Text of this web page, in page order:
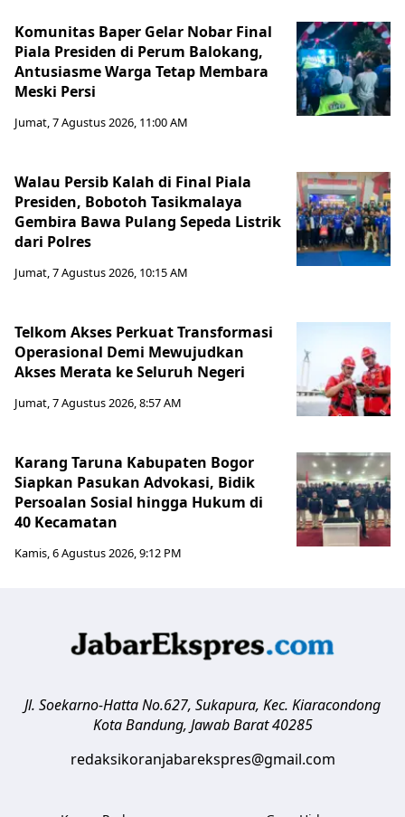
Komunitas Baper Gelar Nobar Final
Piala Presiden di Perum Balokang,
Antusiasme Warga Tetap Membara
Meski Persi
Jumat, 7 Agustus 2026, 11:00 AM
Walau Persib Kalah di Final Piala
Presiden, Bobotoh Tasikmalaya
Gembira Bawa Pulang Sepeda Listrik
dari Polres
Jumat, 7 Agustus 2026, 10:15 AM
Telkom Akses Perkuat Transformasi
Operasional Demi Mewujudkan
Akses Merata ke Seluruh Negeri
Jumat, 7 Agustus 2026, 8:57 AM
Karang Taruna Kabupaten Bogor
Siapkan Pasukan Advokasi, Bidik
Persoalan Sosial hingga Hukum di
40 Kecamatan
Kamis, 6 Agustus 2026, 9:12 PM
Jl. Soekarno-Hatta No.627, Sukapura, Kec. Kiaracondong
Kota Bandung, Jawab Barat 40285
redaksikoranjabarekspres@gmail.com